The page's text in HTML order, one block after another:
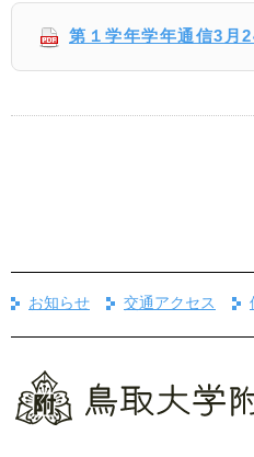
第１学年学年通信3月
お知らせ 交通アクセス